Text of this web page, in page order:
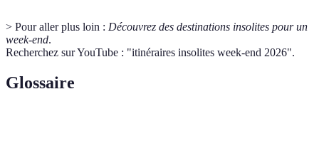
> Pour aller plus loin : Découvrez des destinations insolites pour un
week-end.
Recherchez sur YouTube : "itinéraires insolites week-end 2026".
Glossaire